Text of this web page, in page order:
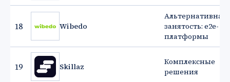
18 Wibedo
Альтернативная
занятость: e2e-
платформы
19 Skillaz
Комплексные
решения